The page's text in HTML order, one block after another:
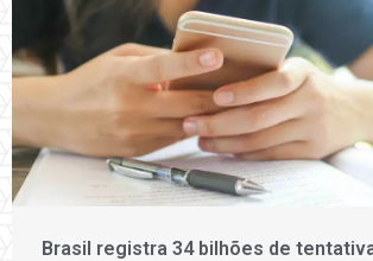
Brasil registra 34 bilhões de